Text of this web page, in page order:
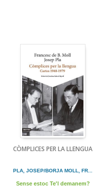
CÒMPLICES PER LA LLENGUA
PLA, JOSEP/BORJA MOLL, FR...
Sense estoc Te'l demanem?